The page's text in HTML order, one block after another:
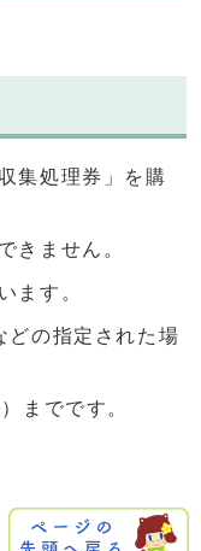
集処理券」を購
きません。
ます。
どの指定された場
までです。